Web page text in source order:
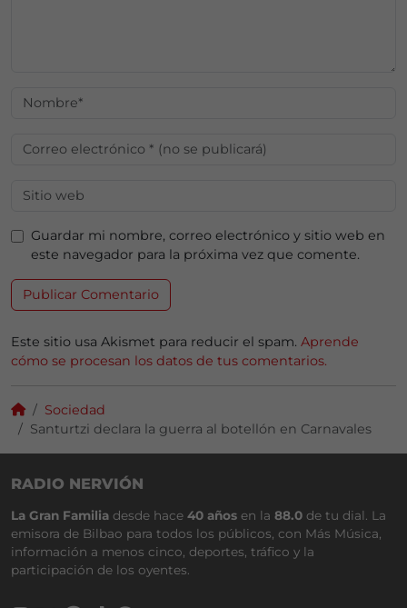
Guardar mi nombre, correo electrónico y sitio web en
este navegador para la próxima vez que comente.
Este sitio usa Akismet para reducir el spam. Aprende
cómo se procesan los datos de tus comentarios.
Sociedad
Santurtzi declara la guerra al botellón en Carnavales
RADIO NERVIÓN
La Gran Familia desde hace 40 años en la 88.0 de tu dial. La
emisora de Bilbao para todos los públicos, con Más Música,
información a menos cinco, deportes, tráfico y la
participación de los oyentes.